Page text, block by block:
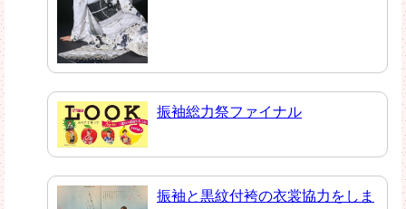
振袖総力祭ファイナル
振袖と黒紋付袴の衣裳協力をしま